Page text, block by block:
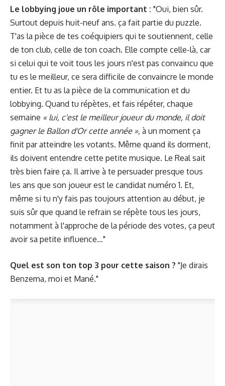
Le lobbying joue un rôle important : "Oui, bien sûr.
Surtout depuis huit-neuf ans. ça fait partie du puzzle.
T'as la pièce de tes coéquipiers qui te soutiennent, celle
de ton club, celle de ton coach. Elle compte celle-là, car
si celui qui te voit tous les jours n'est pas convaincu que
tu es le meilleur, ce sera difficile de convaincre le monde
entier. Et tu as la pièce de la communication et du
lobbying. Quand tu répètes, et fais répéter, chaque
semaine « lui, c'est le meilleur joueur du monde, il doit
gagner le Ballon d'Or cette année », à un moment ça
finit par atteindre les votants. Même quand ils dorment,
ils doivent entendre cette petite musique. Le Real sait
très bien faire ça. Il arrive à te persuader presque tous
les ans que son joueur est le candidat numéro 1. Et,
même si tu n'y fais pas toujours attention au début, je
suis sûr que quand le refrain se répète tous les jours,
notamment à l'approche de la période des votes, ça peut
avoir sa petite influence…"
Quel est son ton top 3 pour cette saison ? "Je dirais
Benzema, moi et Mané."